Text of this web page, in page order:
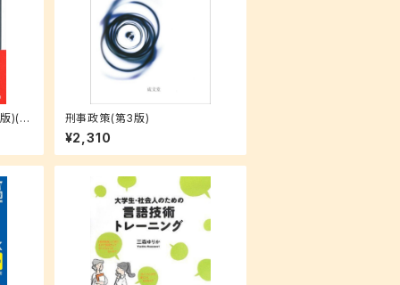
)(有 刑事政策(第3版)
¥2,310